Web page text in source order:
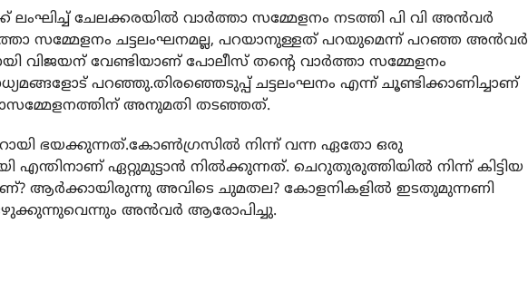
ലംഘിച്ച് ചേലക്കരയില്‍ വാര്‍ത്താ സമ്മേളനം നടത്തി പി വി അന്‍വര്‍
സമ്മേളനം ചട്ടലംഘനമല്ല, പറയാനുള്ളത് പറയുമെന്ന് പറഞ്ഞ അന്‍വര്‍
വിജയന് വേണ്ടിയാണ് പോലീസ് തന്റെ വാര്‍ത്താ സമ്മേളനം
പറഞ്ഞു.തിരഞ്ഞെടുപ്പ് ചട്ടലംഘനം എന്ന് ചൂണ്ടിക്കാണിച്ചാണ്
അനുമതി തടഞ്ഞത്.
ഭയക്കുന്നത്.കോൺഗ്രസിൽ നിന്ന് വന്ന ഏതോ ഒരു
എന്തിനാണ് ഏറ്റുമുട്ടാൻ നിൽക്കുന്നത്. ചെറുതുരുത്തിയില്‍ നിന്ന് കിട്ടിയ
ആര്‍ക്കായിരുന്നു അവിടെ ചുമതല? കോളനികളില്‍ ഇടതുമുന്നണി
അന്‍വര്‍ ആരോപിച്ചു.